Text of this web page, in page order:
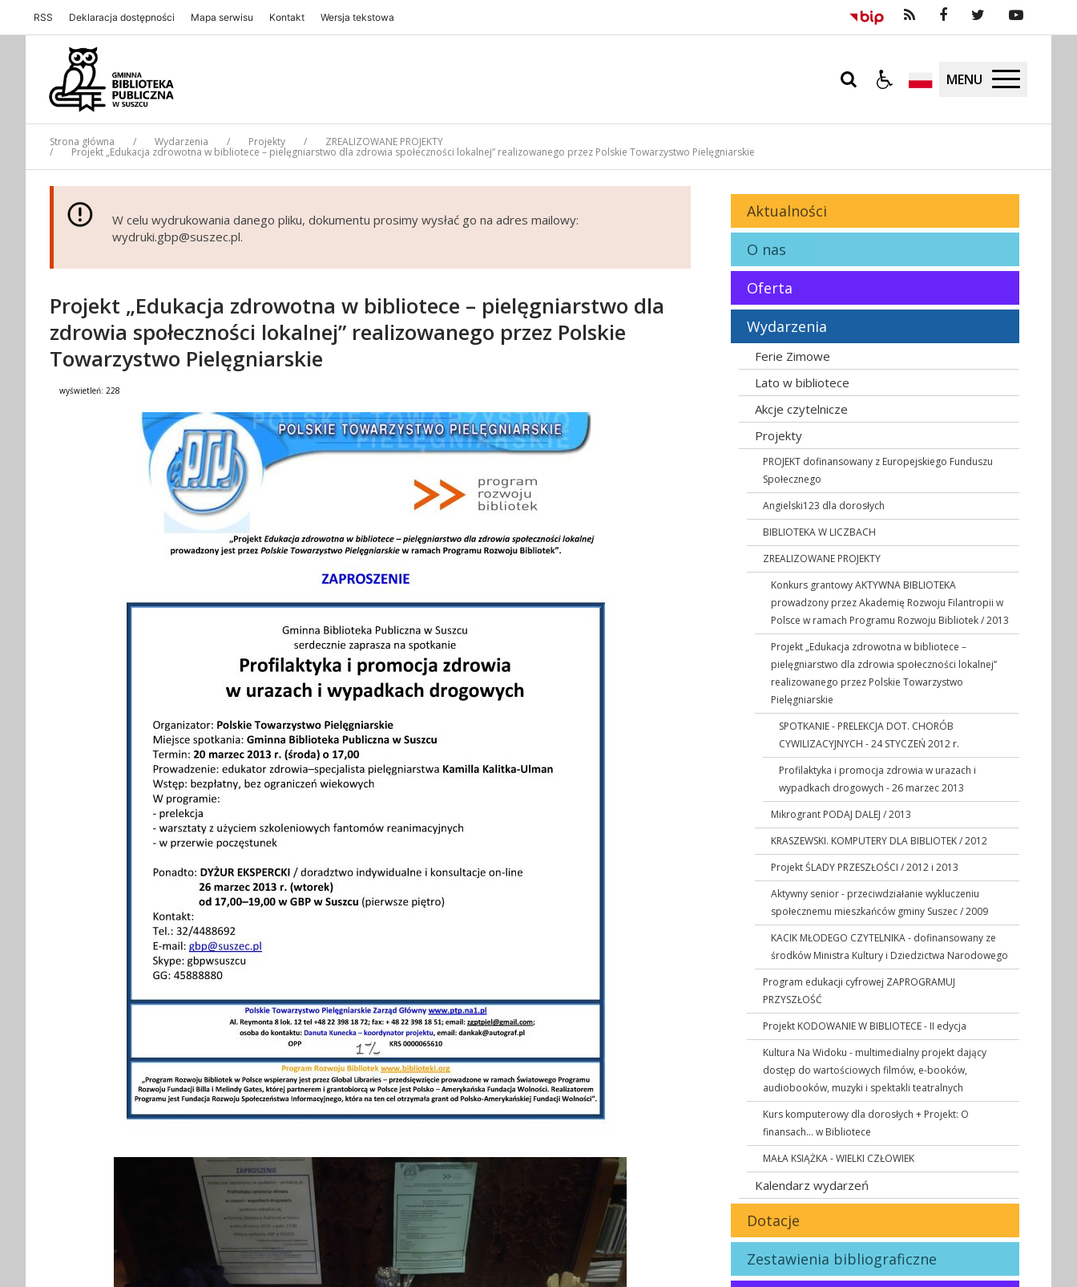
RSS Deklaracja dostępności Mapa serwisu Kontakt Wersja tekstowa
MENU
Strona główna Wydarzenia Projekty ZREALIZOWANE PROJEKTY
Projekt „Edukacja zdrowotna w bibliotece – pielęgniarstwo dla zdrowia społeczności lokalnej” realizowanego przez Polskie Towarzystwo Pielęgniarskie
W celu wydrukowania danego pliku, dokumentu prosimy wysłać go na adres mailowy:
wydruki.gbp@suszec.pl.
Projekt „Edukacja zdrowotna w bibliotece – pielęgniarstwo dla
zdrowia społeczności lokalnej” realizowanego przez Polskie
Towarzystwo Pielęgniarskie
wyświetleń: 228
Aktualności
O nas
Oferta
Wydarzenia
Ferie Zimowe
Lato w bibliotece
Akcje czytelnicze
Projekty
PROJEKT dofinansowany z Europejskiego Funduszu
Społecznego
Angielski123 dla dorosłych
BIBLIOTEKA W LICZBACH
ZREALIZOWANE PROJEKTY
Konkurs grantowy AKTYWNA BIBLIOTEKA
prowadzony przez Akademię Rozwoju Filantropii w
Polsce w ramach Programu Rozwoju Bibliotek / 2013
Projekt „Edukacja zdrowotna w bibliotece –
pielęgniarstwo dla zdrowia społeczności lokalnej”
realizowanego przez Polskie Towarzystwo
Pielęgniarskie
SPOTKANIE - PRELEKCJA DOT. CHORÓB
CYWILIZACYJNYCH - 24 STYCZEŃ 2012 r.
Profilaktyka i promocja zdrowia w urazach i
wypadkach drogowych - 26 marzec 2013
Mikrogrant PODAJ DALEJ / 2013
KRASZEWSKI. KOMPUTERY DLA BIBLIOTEK / 2012
Projekt ŚLADY PRZESZŁOŚCI / 2012 i 2013
Aktywny senior - przeciwdziałanie wykluczeniu
społecznemu mieszkańców gminy Suszec / 2009
KACIK MŁODEGO CZYTELNIKA - dofinansowany ze
środków Ministra Kultury i Dziedzictwa Narodowego
Program edukacji cyfrowej ZAPROGRAMUJ
PRZYSZŁOŚĆ
Projekt KODOWANIE W BIBLIOTECE - II edycja
Kultura Na Widoku - multimedialny projekt dający
dostęp do wartościowych filmów, e-booków,
audiobooków, muzyki i spektakli teatralnych
Kurs komputerowy dla dorosłych + Projekt: O
finansach... w Bibliotece
MAŁA KSIĄŻKA - WIELKI CZŁOWIEK
Kalendarz wydarzeń
Dotacje
Zestawienia bibliograficzne